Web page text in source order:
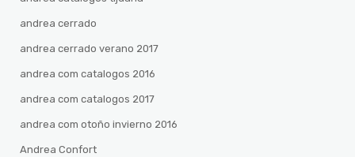
andrea cerrado
andrea cerrado verano 2017
andrea com catalogos 2016
andrea com catalogos 2017
andrea com otoño invierno 2016
Andrea Confort